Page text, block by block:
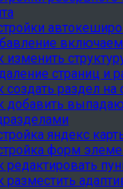
изменить
страниц и
создать раздел на
добавить
яндекс
форм
редактировать
разместить